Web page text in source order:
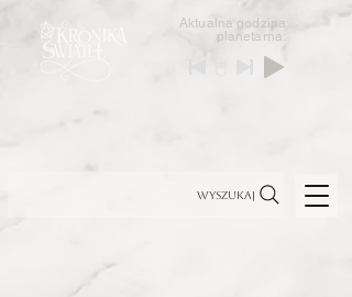
Aktualna godzina
planetarna:
Wyszukaj